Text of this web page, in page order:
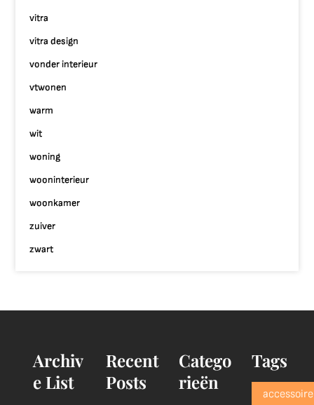
vitra
vitra design
vonder interieur
vtwonen
warm
wit
woning
wooninterieur
woonkamer
zuiver
zwart
Archiv
e List
Recent
Posts
Catego
rieën
Tags